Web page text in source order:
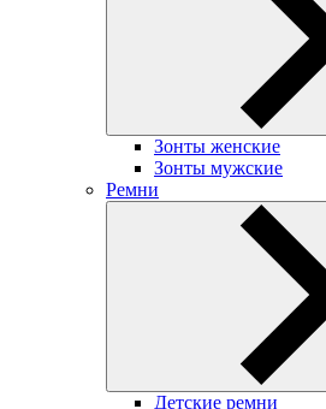
Зонты женские
Зонты мужские
Ремни
Детские ремни